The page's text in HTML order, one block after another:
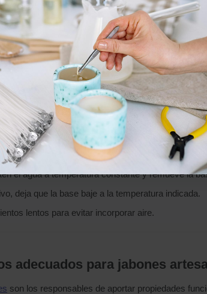
puede quemarse, perder propiedades y generar
: El jabón puede solidificarse de forma irregular,
la fragancia: Puede hacer que el aroma se
su intensidad.
cocina digital
o de infrarrojos.
si usas microondas, removiendo entre cada uno.
el agua a temperatura constante y remueve la
deja que la base baje a la temperatura indicada.
lentos para evitar incorporar aire.
adecuados para jabones
son los responsables de aportar propiedades